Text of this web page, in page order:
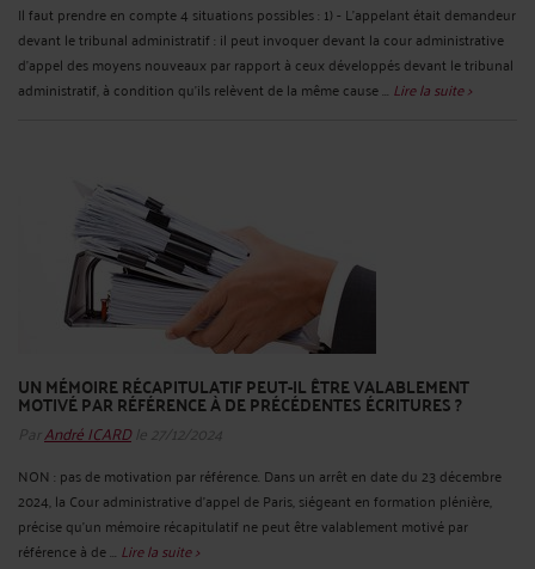
Il faut prendre en compte 4 situations possibles : 1) - L'appelant était demandeur
devant le tribunal administratif : il peut invoquer devant la cour administrative
d'appel des moyens nouveaux par rapport à ceux développés devant le tribunal
administratif, à condition qu'ils relèvent de la même cause ... Lire la suite >
UN MÉMOIRE RÉCAPITULATIF PEUT-IL ÊTRE VALABLEMENT
MOTIVÉ PAR RÉFÉRENCE À DE PRÉCÉDENTES ÉCRITURES ?
ParAndré ICARDle 27/12/2024
NON : pas de motivation par référence. Dans un arrêt en date du 23 décembre
2024, la Cour administrative d’appel de Paris, siégeant en formation plénière,
précise qu’un mémoire récapitulatif ne peut être valablement motivé par
référence à de ... Lire la suite >